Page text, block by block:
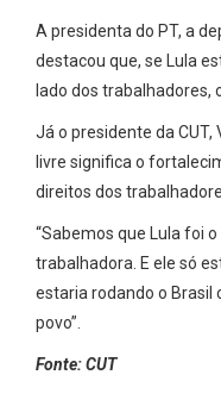
A presidenta do PT, a
destacou que, se Lula
lado dos trabalhadores,
Já o presidente da CUT,
livre significa o
direitos dos
“Sabemos que Lula foi
trabalhadora. E ele só
estaria rodando o Brasil
povo”.
Fonte: CUT